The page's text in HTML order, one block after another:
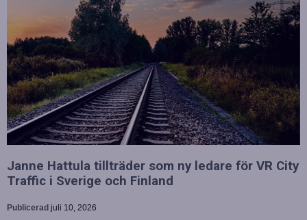
Janne Hattula tillträder som ny ledare för VR City
Traffic i Sverige och Finland
Publicerad juli 10, 2026